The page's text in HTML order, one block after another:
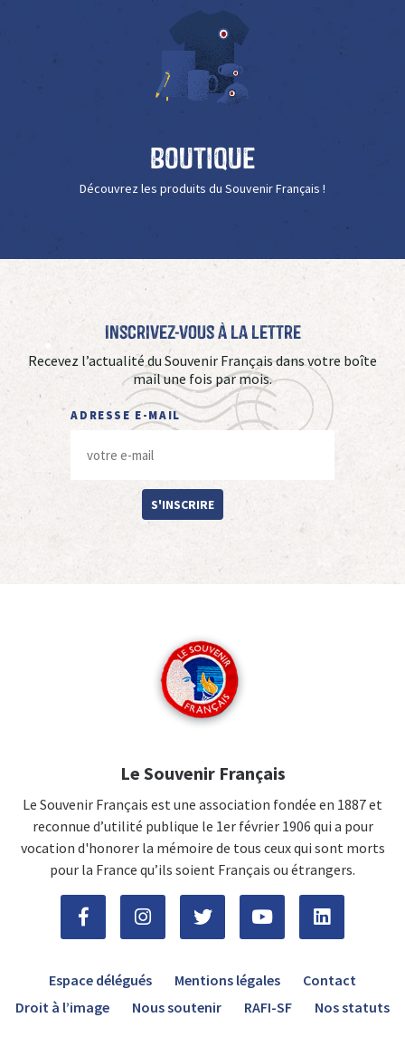
Boutique
Découvrez les produits du Souvenir Français !
Inscrivez-vous à La Lettre
Recevez l’actualité du Souvenir Français dans votre boîte
mail une fois par mois.
ADRESSE E-MAIL
S'INSCRIRE
Le Souvenir Français
Le Souvenir Français est une association fondée en 1887 et
reconnue d’utilité publique le 1er février 1906 qui a pour
vocation d'honorer la mémoire de tous ceux qui sont morts
pour la France qu’ils soient Français ou étrangers.
Espace délégués Mentions légales
Contact
Droit à l’image
Nous soutenir RAFI-SF Nos statuts